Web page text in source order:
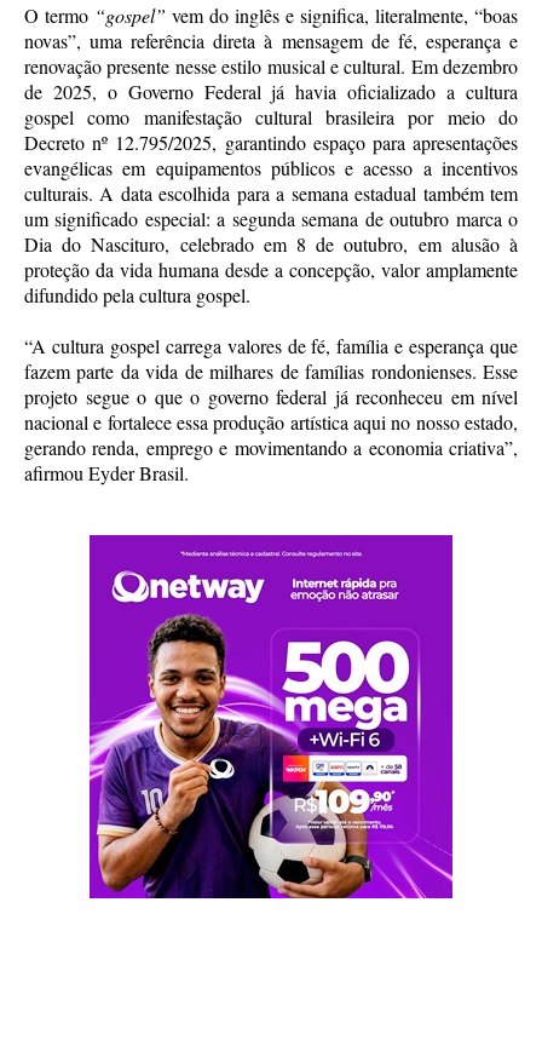
O termo “gospel” vem do inglês e significa, literalmente, “boas
novas”, uma referência direta à mensagem de fé, esperança e
renovação presente nesse estilo musical e cultural. Em dezembro
de 2025, o Governo Federal já havia oficializado a cultura
gospel como manifestação cultural brasileira por meio do
Decreto nº 12.795/2025, garantindo espaço para apresentações
evangélicas em equipamentos públicos e acesso a incentivos
culturais. A data escolhida para a semana estadual também tem
um significado especial: a segunda semana de outubro marca o
Dia do Nascituro, celebrado em 8 de outubro, em alusão à
proteção da vida humana desde a concepção, valor amplamente
difundido pela cultura gospel.
“A cultura gospel carrega valores de fé, família e esperança que
fazem parte da vida de milhares de famílias rondonienses. Esse
projeto segue o que o governo federal já reconheceu em nível
nacional e fortalece essa produção artística aqui no nosso estado,
gerando renda, emprego e movimentando a economia criativa”,
afirmou Eyder Brasil.